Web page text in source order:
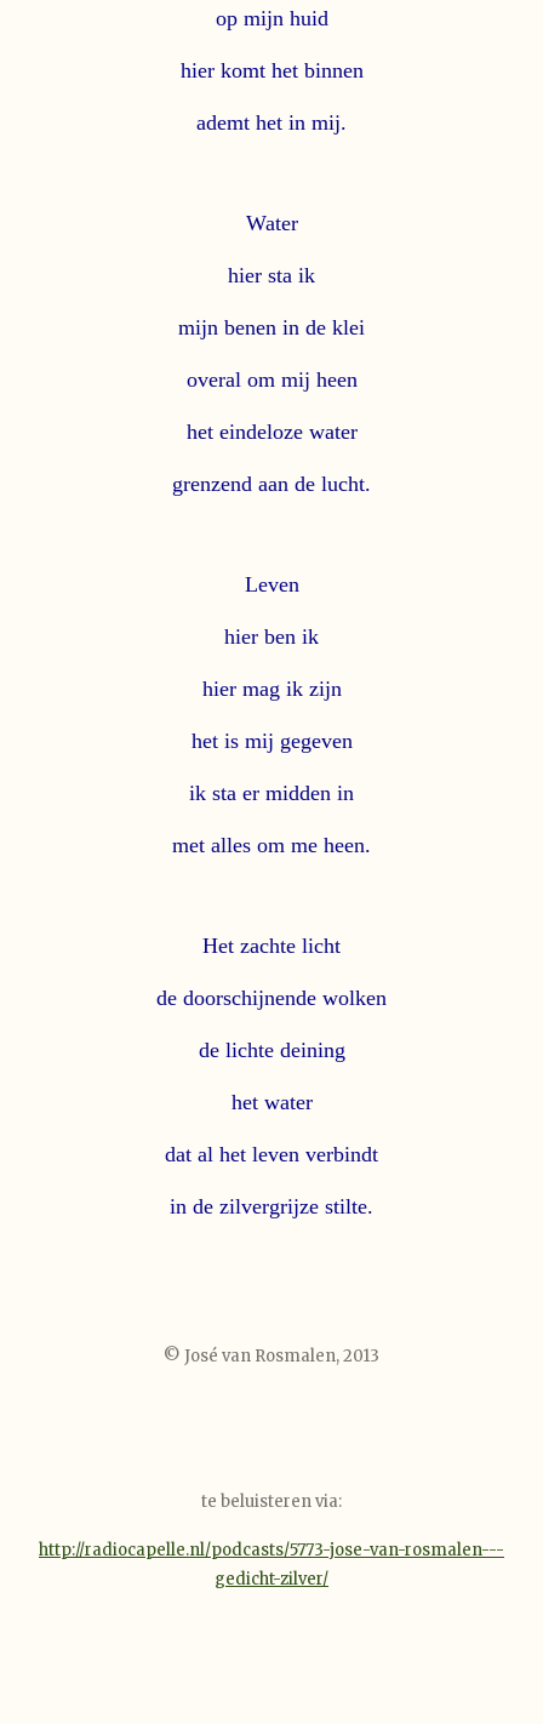
op mijn huid
hier komt het binnen
ademt het in mij.
Water
hier sta ik
mijn benen in de klei
overal om mij heen
het eindeloze water
grenzend aan de lucht.
Leven
hier ben ik
hier mag ik zijn
het is mij gegeven
ik sta er midden in
met alles om me heen.
Het zachte licht
de doorschijnende wolken
de lichte deining
het water
dat al het leven verbindt
in de zilvergrijze stilte.
© José van Rosmalen, 2013
te beluisteren via:
http://radiocapelle.nl/podcasts/5773-jose-van-rosmalen---
gedicht-zilver/